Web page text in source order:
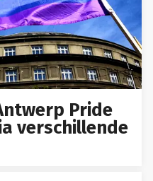
Pride
verschillende